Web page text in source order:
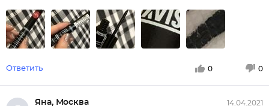
Ответить 0 0
Яна, Москва 14.04.2021